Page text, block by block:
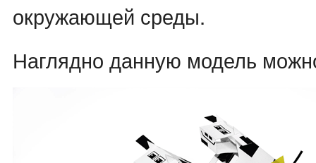
окружающей среды.
Наглядно данную модель